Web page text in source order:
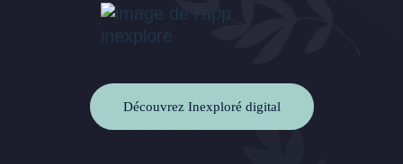
Découvrez Inexploré digital